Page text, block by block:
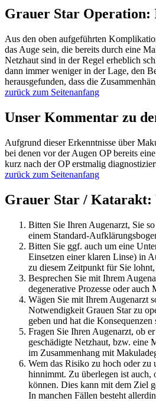
Grauer Star Operation:
Aus den oben aufgeführten
das Auge sein, die bereits durch eine
Netzhaut sind in der Regel erheblich
dann immer weniger in der Lage, den
herausgefunden, dass die
zurück zum Seitenanfang
Unser Kommentar zu
Aufgrund dieser Erkenntnisse über
bei denen vor der Augen OP bereits
kurz nach der OP erstmalig
zurück zum Seitenanfang
Grauer Star / Katarakt:
Bitten Sie Ihren Augenarzt, Sie
einem Standard-
Bitten Sie ggf. auch um eine
Einsetzen einer klaren Linse) in
zu diesem Zeitpunkt für Sie
Besprechen Sie mit Ihrem
degenerative Prozesse oder
Wägen Sie mit Ihrem Augenarzt
Notwendigkeit Grauen Star zu
geben und hat die Konsequenzen
Fragen Sie Ihren Augenarzt, ob
geschädigte Netzhaut, bzw. eine
im Zusammenhang mit
Wem das Risiko zu hoch oder zu
hinnimmt. Zu überlegen ist auch,
können. Dies kann mit dem Ziel
In manchen Fällen besteht